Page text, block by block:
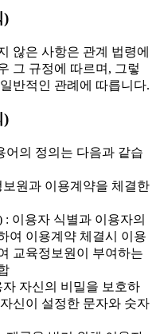
)
않은 사항은 관계 법령에
그 규정에 따르며, 그렇
반적인 관례에 따릅니다.
)
어의 정의는 다음과 같습
원과 이용계약을 체결한
이용자 식별과 이용자의
여 이용계약 체결시 이용
교육정보원이 부여하는
자신의 비밀을 보호하
신이 설정한 문자와 숫자